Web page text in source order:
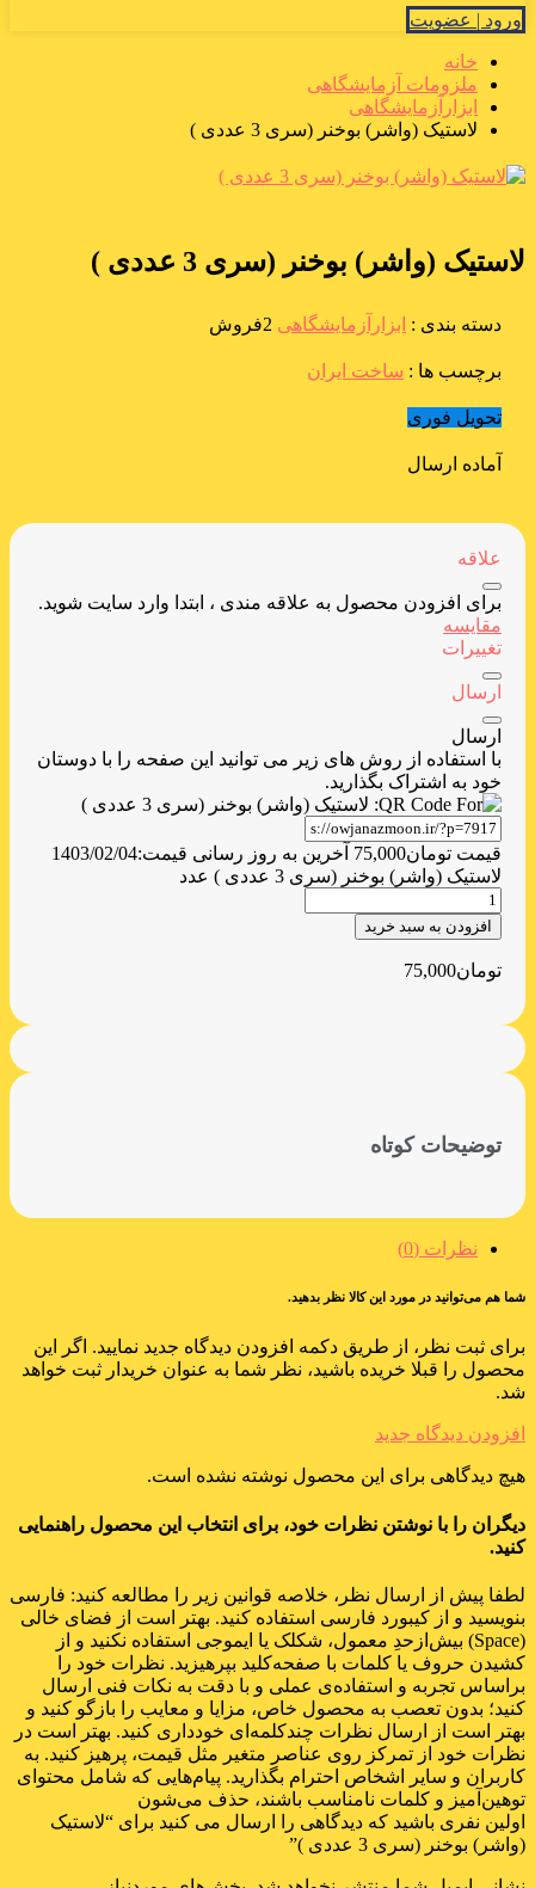
ورود | عضویت
خانه
ملزومات آزمایشگاهی
ابزارآزمایشگاهی
لاستیک (واشر) بوخنر (سری 3 عددی )
لاستیک (واشر) بوخنر (سری 3 عددی )
دسته بندی : ابزارآزمایشگاهی 2فروش
برچسب ها : ساخت ایران
تحویل فوری
آماده ارسال
علاقه
برای افزودن محصول به علاقه مندی ، ابتدا وارد سایت شوید.
مقایسه
تغییرات
ارسال
ارسال
با استفاده از روش های زیر می توانید این صفحه را با دوستان
خود به اشتراک بگذارید.
قیمت تومان75,000 آخرین به روز رسانی قیمت:1403/02/04
لاستیک (واشر) بوخنر (سری 3 عددی ) عدد
افزودن به سبد خرید
تومان75,000
توضیحات کوتاه
نظرات (0)
شما هم می‌توانید در مورد این کالا نظر بدهید.
برای ثبت نظر، از طریق دکمه افزودن دیدگاه جدید نمایید. اگر این
محصول را قبلا خریده باشید، نظر شما به عنوان خریدار ثبت خواهد
شد.
افزودن دیدگاه جدید
هیچ دیدگاهی برای این محصول نوشته نشده است.
دیگران را با نوشتن نظرات خود، برای انتخاب این محصول راهنمایی
کنید.
لطفا پیش از ارسال نظر، خلاصه قوانین زیر را مطالعه کنید: فارسی
بنویسید و از کیبورد فارسی استفاده کنید. بهتر است از فضای خالی
(Space) بیش‌از‌حدِ معمول، شکلک یا ایموجی استفاده نکنید و از
کشیدن حروف یا کلمات با صفحه‌کلید بپرهیزید. نظرات خود را
براساس تجربه و استفاده‌ی عملی و با دقت به نکات فنی ارسال
کنید؛ بدون تعصب به محصول خاص، مزایا و معایب را بازگو کنید و
بهتر است از ارسال نظرات چندکلمه‌‌ای خودداری کنید. بهتر است در
نظرات خود از تمرکز روی عناصر متغیر مثل قیمت، پرهیز کنید. به
کاربران و سایر اشخاص احترام بگذارید. پیام‌هایی که شامل محتوای
توهین‌آمیز و کلمات نامناسب باشند، حذف می‌شون
اولین نفری باشید که دیدگاهی را ارسال می کنید برای “لاستیک
(واشر) بوخنر (سری 3 عددی )”